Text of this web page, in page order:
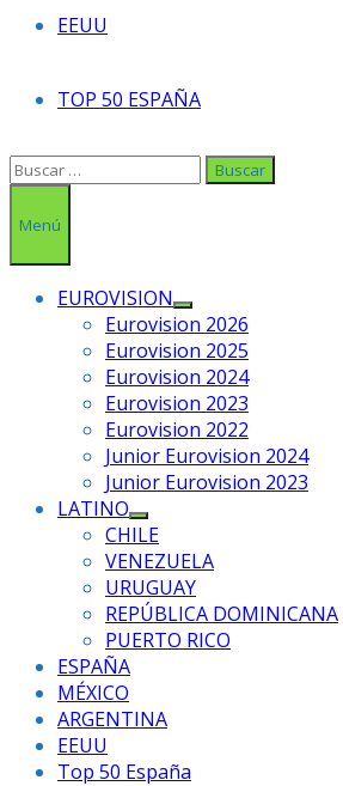
EEUU
TOP 50 ESPAÑA
Buscar:
Menú
EUROVISION
Mostrar
el
submenú
Eurovision 2026
Eurovision 2025
Eurovision 2024
Eurovision 2023
Eurovision 2022
Junior Eurovision 2024
Junior Eurovision 2023
LATINO
Mostrar
el
submenú
CHILE
VENEZUELA
URUGUAY
REPÚBLICA DOMINICANA
PUERTO RICO
ESPAÑA
MÉXICO
ARGENTINA
EEUU
Top 50 España